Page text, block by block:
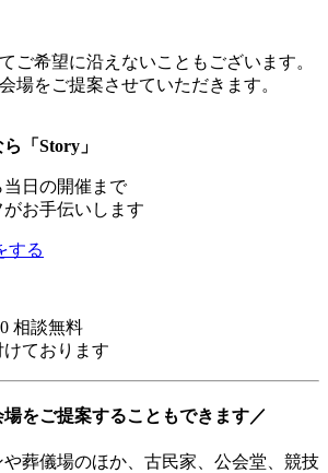
ご希望に沿えないこともございます。
場をご提案させていただきます。
「Story」
日の開催まで
お手伝いします
する
相談無料
ております
をご提案することもできます／
葬儀場のほか、古民家、公会堂、競技